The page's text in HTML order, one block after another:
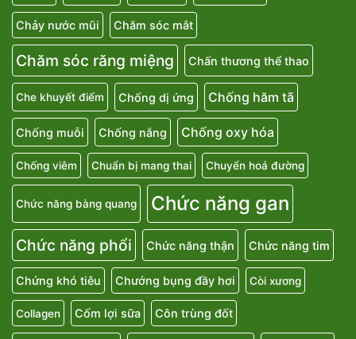
Chảy nước mũi Chăm sóc mắt
Chăm sóc răng miệng Chấn thương thể thao
Che khuyết điểm Chống dị ứng Chống hăm tã
Chống muỗi Chống nắng Chống oxy hóa
Chống viêm Chuẩn bị mang thai Chuyển hoá đường
Chức năng bàng quang Chức năng gan
Chức năng phổi Chức năng thận Chức năng tim
Chứng khó tiêu Chướng bụng đầy hơi Còi xương
Collagen Cốm lợi sữa Côn trùng đốt